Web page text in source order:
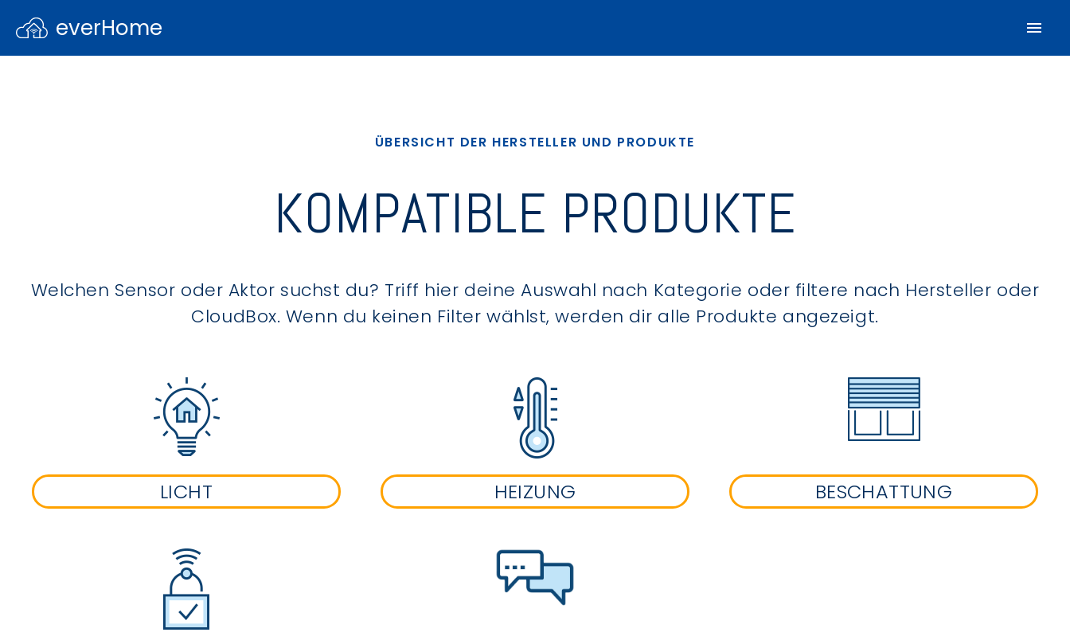
everHome
ÜBERSICHT DER HERSTELLER UND PRODUKTE
KOMPATIBLE PRODUKTE
Welchen Sensor oder Aktor suchst du? Triff hier deine Auswahl nach Kategorie oder filtere nach Hersteller oder
CloudBox. Wenn du keinen Filter wählst, werden dir alle Produkte angezeigt.
LICHT HEIZUNG BESCHATTUNG